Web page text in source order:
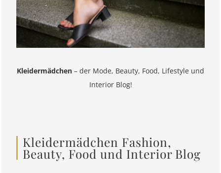
Kleidermädchen – der Mode, Beauty, Food, Lifestyle und
Interior Blog!
Kleidermädchen Fashion,
Beauty, Food und Interior Blog